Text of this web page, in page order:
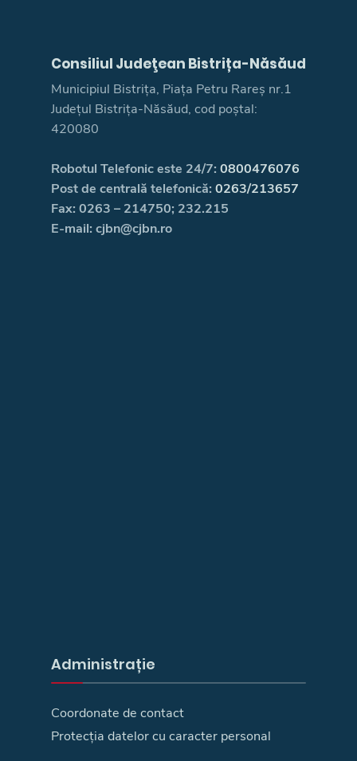
Consiliul Judeţean Bistrița-Năsăud
Municipiul Bistrița, Piața Petru Rareș nr.1
Județul Bistrița-Năsăud, cod poștal:
420080
Robotul Telefonic este 24/7: 0800476076
Post de centrală telefonică: 0263/213657
Fax: 0263 – 214750; 232.215
E-mail: cjbn@cjbn.ro
Administrație
Coordonate de contact
Protecția datelor cu caracter personal